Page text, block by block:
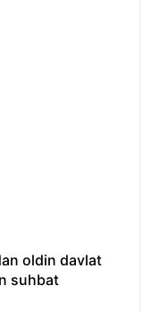
oldin davlat
suhbat